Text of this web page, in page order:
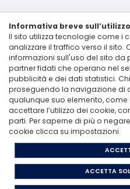
Vitale&Co. S.p.A. - Via San Paolo, 7 -
Codice Fiscale e Partita Iva
PEC: vitaleeco@legalmail.it
Vitale & Co. S.p. A.
Informativa breve
Il sito utilizza tecnologie come i
analizzare il traffico verso il sito.
informazioni sull'uso del sito da
partner fidati che operano nel
pubblicità e dei dati statistici.
proseguendo la navigazione di
qualunque suo elemento, come
accettare l’utilizzo dei cookie,
parti. Per saperne di più o
cookie clicca su impostazioni.
ACCETTA